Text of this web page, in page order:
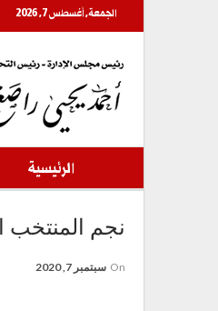
الجمعة, أغسطس 7, 2026
الرئيسية
نجم المنتخب
On سبتمبر 7, 2020